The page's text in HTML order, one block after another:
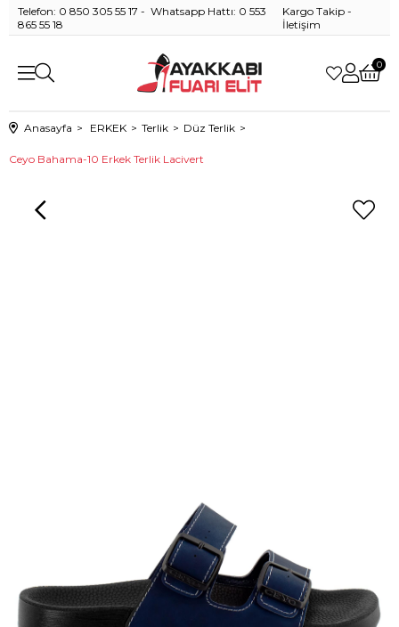
Telefon: 0 850 305 55 17 - Whatsapp Hattı: 0 553
865 55 18
Kargo Takip -
İletişim
0
Anasayfa ERKEK Terlik Düz Terlik
Ceyo Bahama-10 Erkek Terlik Lacivert